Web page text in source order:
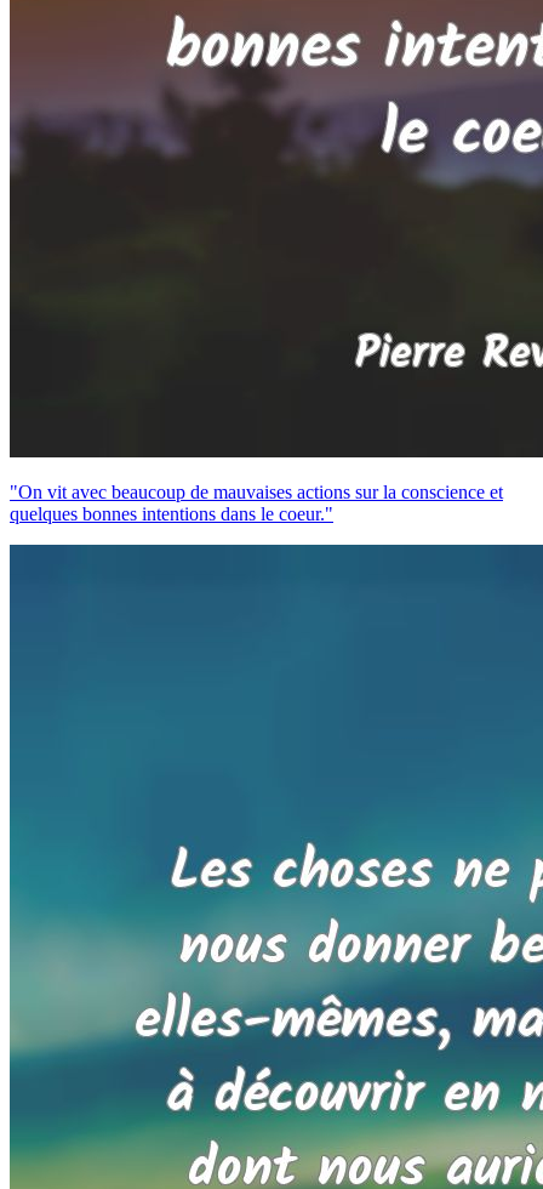
"On vit avec beaucoup de mauvaises actions sur la conscience et
quelques bonnes intentions dans le coeur."